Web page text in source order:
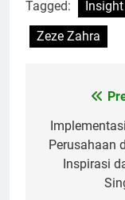
Tagged: Insight
Zeze Zahra
navigation
Perusahaan
Inspirasi